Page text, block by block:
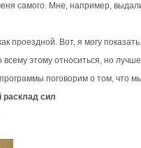
самого. Мне, например,
проездной. Вот, я могу
этому относиться, но
поговорим о том, что
расклад сил